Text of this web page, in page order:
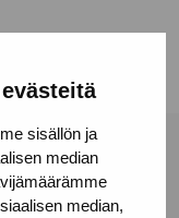
sisällön ja
median
median,